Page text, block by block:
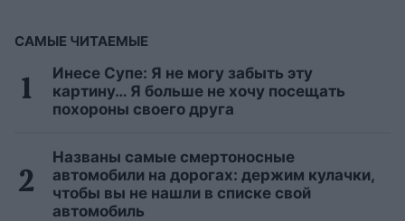
САМЫЕ ЧИТАЕМЫЕ
Инесе Супе: Я не могу забыть эту
картину… Я больше не хочу посещать
похороны своего друга
Названы самые смертоносные
автомобили на дорогах: держим кулачки,
чтобы вы не нашли в списке свой
автомобиль